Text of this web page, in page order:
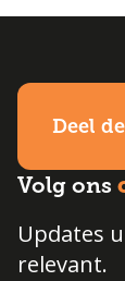
Deel
Volg ons
Updates
relevant.